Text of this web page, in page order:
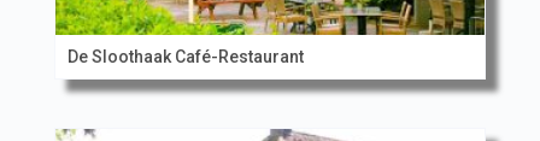
De Sloothaak Café-Restaurant